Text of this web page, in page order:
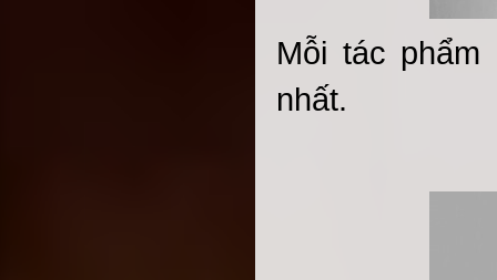
Mỗi tác
nhất.